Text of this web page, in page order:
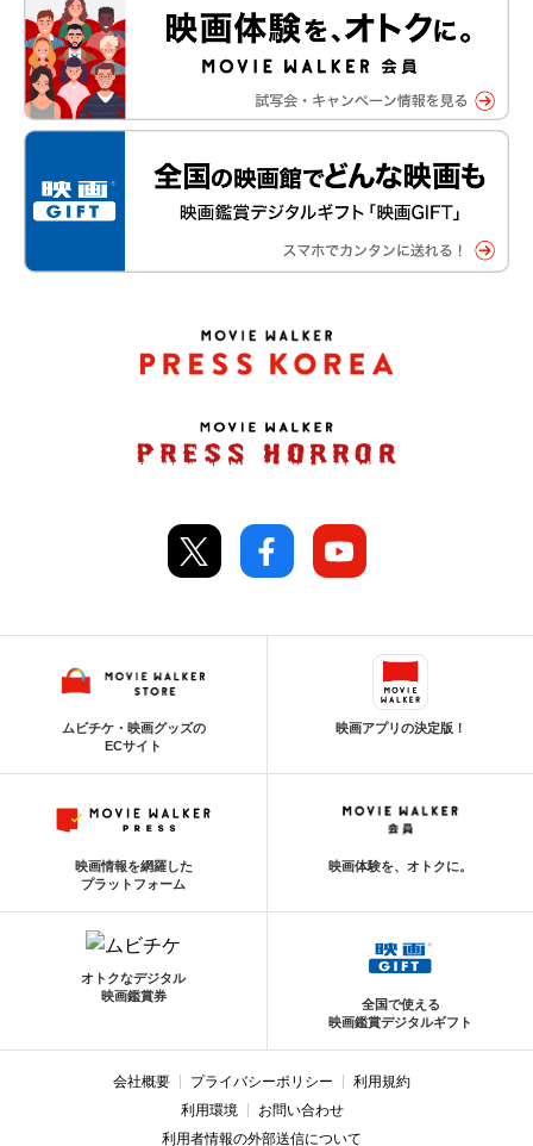
ムビチケ・映画グッズの
ECサイト
映画アプリの決定版！
映画情報を網羅した
プラットフォーム
映画体験を、オトクに。
オトクなデジタル
映画鑑賞券
全国で使える
映画鑑賞デジタルギフト
会社概要 プライバシーポリシー
利用規約
利用環境
お問い合わせ
利用者情報の外部送信について